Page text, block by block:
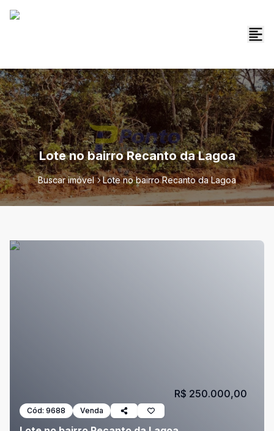
Lote no bairro Recanto da Lagoa
Buscar imóvel Lote no bairro Recanto da Lagoa
Cód: 9688 Venda
R$ 250.000,00